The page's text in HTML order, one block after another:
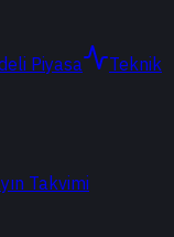
Piyasa
Teknik
Takvimi